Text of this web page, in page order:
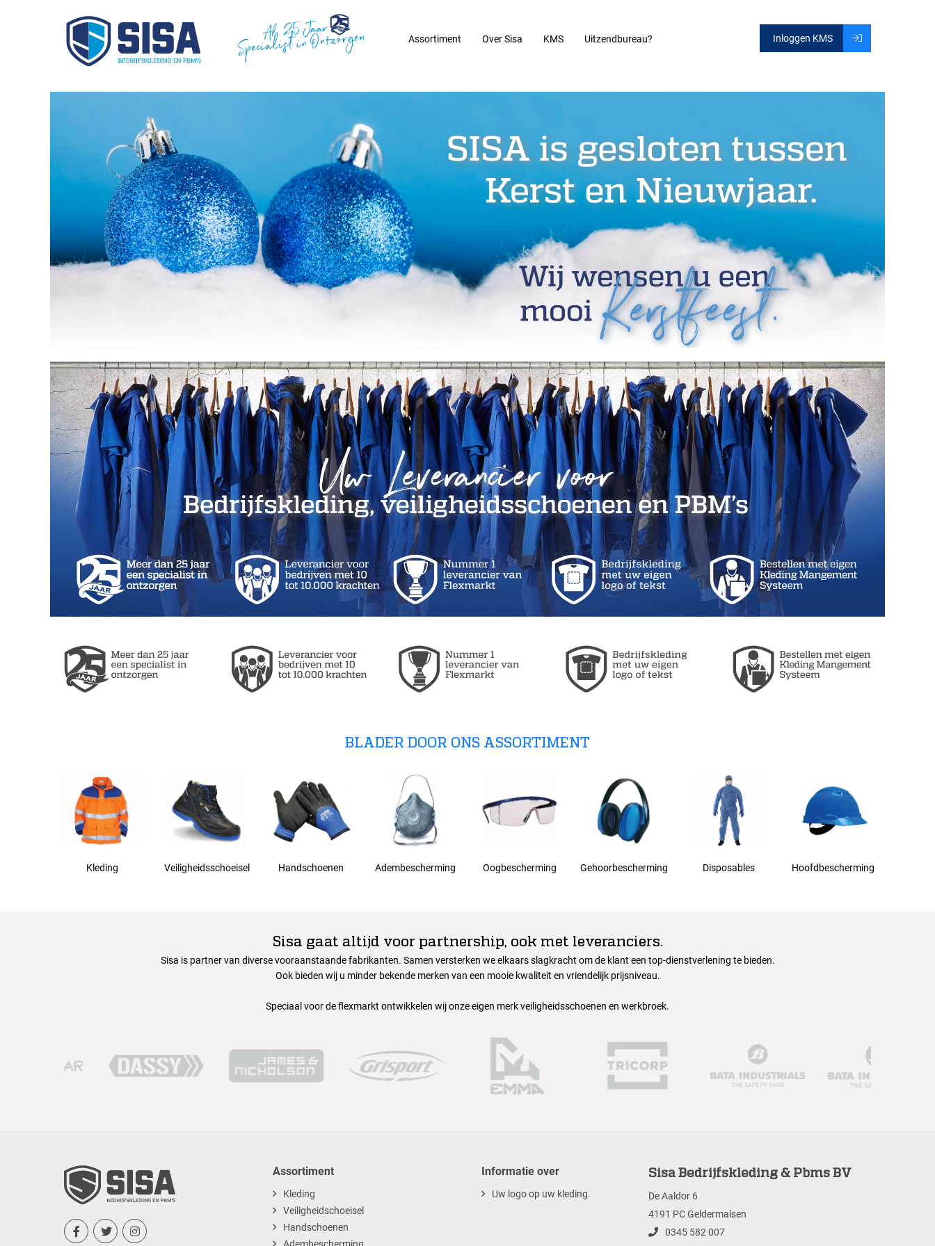
Assortiment Over Sisa KMS Uitzendbureau? Inloggen KMS
BLADER DOOR ONS ASSORTIMENT
Kleding Veiligheidsschoeisel Handschoenen Adembescherming Oogbescherming Gehoorbescherming Disposables Hoofdbescherming
Sisa gaat altijd voor partnership, ook met leveranciers.
Sisa is partner van diverse vooraanstaande fabrikanten. Samen versterken we elkaars slagkracht om de klant een top-dienstverlening te bieden.
Ook bieden wij u minder bekende merken van een mooie kwaliteit en vriendelijk prijsniveau.
Speciaal voor de flexmarkt ontwikkelen wij onze eigen merk veiligheidsschoenen en werkbroek.
  
Assortiment
Kleding
Veiligheidschoeisel
Handschoenen
Adembescherming
Informatie over
Uw logo op uw kleding.
Sisa Bedrijfskleding & Pbms BV
De Aaldor 6
4191 PC Geldermalsen
0345 582 007